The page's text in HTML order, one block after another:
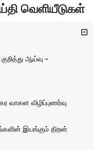
வெளியீடுகள்
ஆய்வு –
வாகன விழிப்புணர்வு
இயங்கும் திறன்